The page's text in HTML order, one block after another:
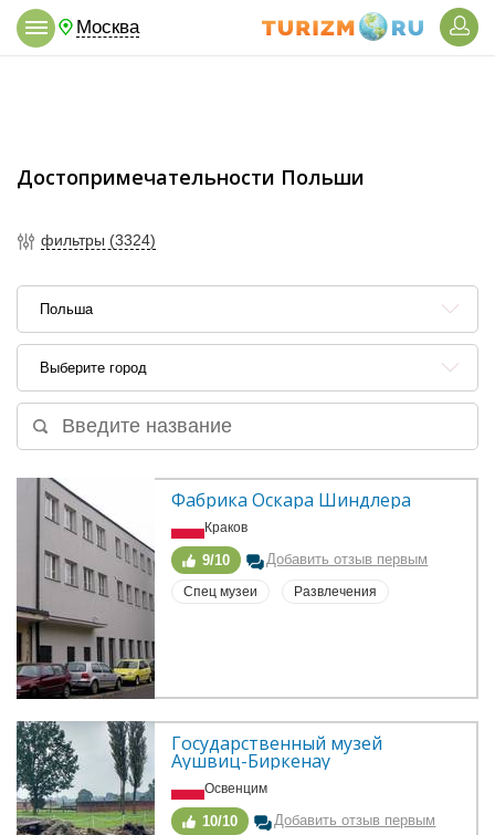
Москва
Достопримечательности Польши
фильтры (3324)
Польша
Выберите город
Фабрика Оскара Шиндлера
Краков
9/10 Добавить отзыв первым
Спец музеи Развлечения
Государственный музей
Аушвиц-Биркенау
Освенцим
10/10 Добавить отзыв первым